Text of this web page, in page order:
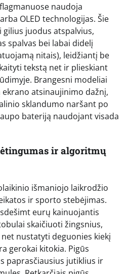
naudoja
OLED technologijas. Šie
juodus atspalvius,
spalvas bei labai didelį
nitais), leidžiantį be
tekstą net ir plieskiant
Brangesni modeliai
atsinaujinimo dažnį,
sklandumo naršant po
bateriją naudojant visada
ir algoritmų
išmaniojo laikrodžio
ir sporto stebėjimas.
eurų kainuojantis
skaičiuoti žingsnius,
nustatyti deguonies kiekį
gerokai kitokia. Pigūs
paprasčiausius jutiklius ir